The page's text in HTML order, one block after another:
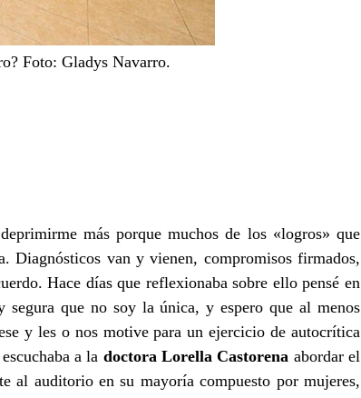
Foto: Gladys Navarro.
más porque muchos de los «logros» que
Diagnósticos van y vienen, compromisos firmados,
Hace días que reflexionaba sobre ello pensé en
segura que no soy la única, y espero que al menos
y les o nos motive para un ejercicio de autocrítica
a la doctora Lorella Castorena abordar el
al auditorio en su mayoría compuesto por mujeres,